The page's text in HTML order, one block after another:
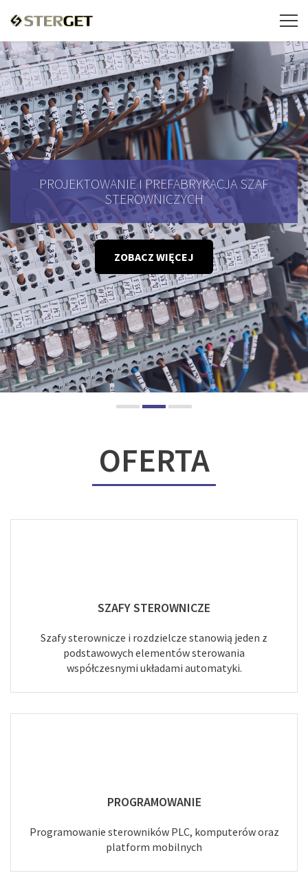
PROJEKTOWANIE I PREFABRYKACJA SZAF
STEROWNICZYCH
ZOBACZ WIĘCEJ
OFERTA
SZAFY STEROWNICZE
Szafy sterownicze i rozdzielcze stanowią jeden z
podstawowych elementów sterowania
współczesnymi układami automatyki.
PROGRAMOWANIE
Programowanie sterowników PLC, komputerów oraz
platform mobilnych